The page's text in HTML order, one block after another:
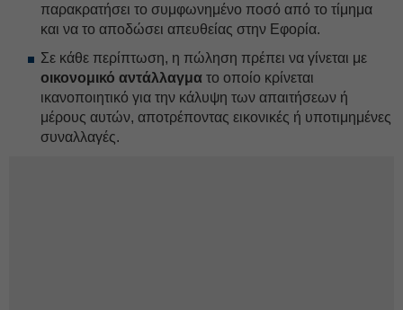
παρακρατήσει το συμφωνημένο ποσό από το τίμημα
και να το αποδώσει απευθείας στην Εφορία.
Σε κάθε περίπτωση, η πώληση πρέπει να γίνεται με
οικονομικό αντάλλαγμα το οποίο κρίνεται
ικανοποιητικό για την κάλυψη των απαιτήσεων ή
μέρους αυτών, αποτρέποντας εικονικές ή υποτιμημένες
συναλλαγές.